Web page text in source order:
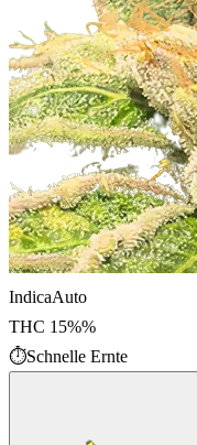
IndicaAuto
THC 15%%
⏱Schnelle Ernte